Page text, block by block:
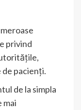
privind
pacienți.
de la simpla
mai